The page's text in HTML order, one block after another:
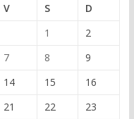
V S
D
1
2
7 8
9
14 15
16
21 22
23